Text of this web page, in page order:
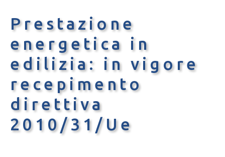
Prestazione
energetica in
edilizia: in vigore
recepimento
direttiva
2010/31/Ue